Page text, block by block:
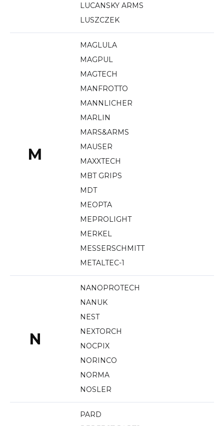
LUCANSKY ARMS
LUSZCZEK
M
MAGLULA
MAGPUL
MAGTECH
MANFROTTO
MANNLICHER
MARLIN
MARS&ARMS
MAUSER
MAXXTECH
MBT GRIPS
MDT
MEOPTA
MEPROLIGHT
MERKEL
MESSERSCHMITT
METALTEC-1
N
NANOPROTECH
NANUK
NEST
NEXTORCH
NOCPIX
NORINCO
NORMA
NOSLER
PARD